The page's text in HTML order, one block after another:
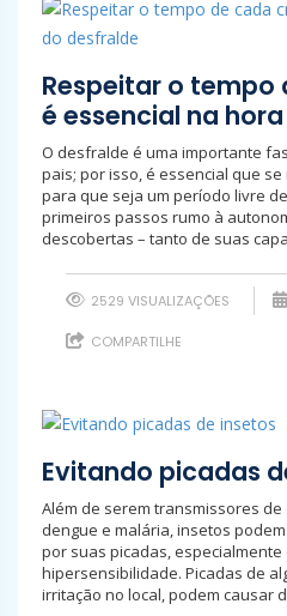
Respeitar o tempo
é essencial na
O desfralde é uma importante
pais; por isso, é essencial que
para que seja um período livre
primeiros passos rumo à
descobertas – tanto de suas
2529 VISUALIZAÇÕES
COMPARTILHE
Evitando picadas
Além de serem transmissores
dengue e malária, insetos
por suas picadas, especialmente
hipersensibilidade. Picadas de
irritação no local, podem causar